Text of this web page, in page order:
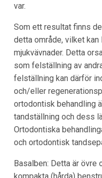
var.
Som ett resultat finns
detta område, vilket
mjukvävnader. Detta
som felställning av
felställning kan därför
och/eller
ortodontisk behandling
tandställning och dess
Ortodontiska
och ortodontisk
Basalben: Detta är övre
kompakta (hårda)